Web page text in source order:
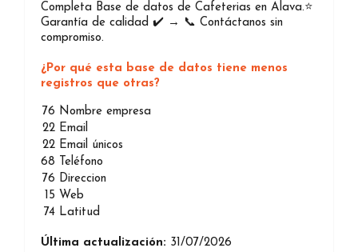
Completa Base de datos de Cafeterias en Alava.⭐️
Garantía de calidad ✔️ → 📞 Contáctanos sin
compromiso.
¿Por qué esta base de datos tiene menos
registros que otras?
76 Nombre empresa
22 Email
22 Email únicos
68
Teléfono
76 Direccion
15 Web
74 Latitud
Última actualización: 31/07/2026